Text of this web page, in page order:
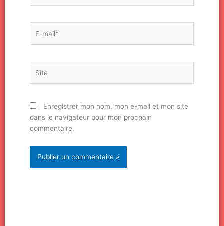
mail*
Enregistrer mon nom, mon e-mail et mon site
dans le navigateur pour mon prochain
commentaire.